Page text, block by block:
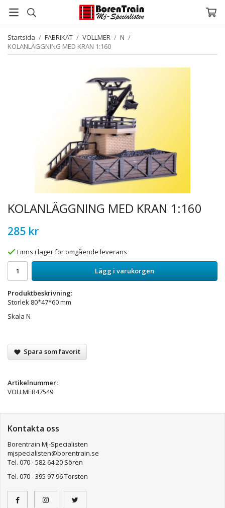
Startsida / FABRIKAT / VOLLMER / N /
KOLANLÄGGNING MED KRAN 1:160
KOLANLÄGGNING MED KRAN 1:160
285 kr
Finns i lager för omgående leverans
Lägg i varukorgen
Produktbeskrivning:
Storlek 80*47*60 mm
Skala N
Spara som favorit
Artikelnummer:
VOLLMER47549
Kontakta oss
Borentrain Mj-Specialisten
mjspecialisten@borentrain.se
Tel. 070 - 582 64 20 Sören
Tel. 070 - 395 97 96 Torsten